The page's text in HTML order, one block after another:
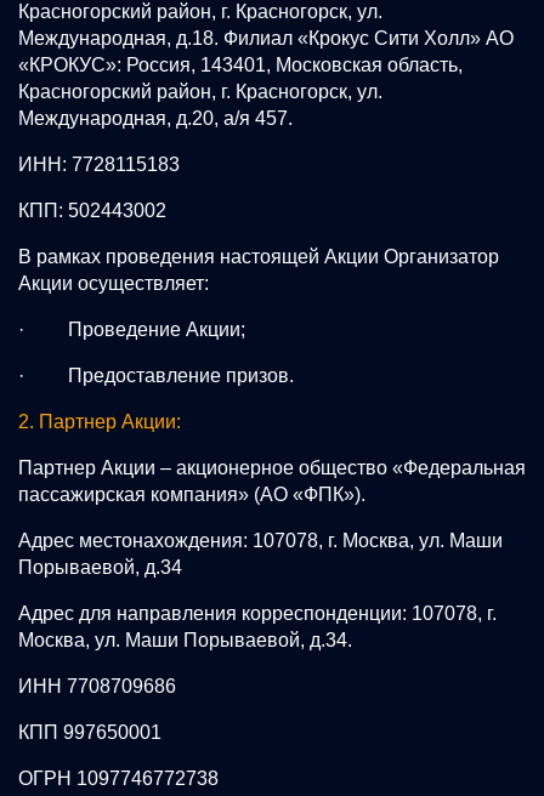
Красногорский район, г. Красногорск, ул.
Международная, д.18. Филиал «Крокус Сити Холл» АО
«КРОКУС»: Россия, 143401, Московская область,
Красногорский район, г. Красногорск, ул.
Международная, д.20, а/я 457.
ИНН: 7728115183
КПП: 502443002
В рамках проведения настоящей Акции Организатор
Акции осуществляет:
· Проведение Акции;
· Предоставление призов.
2. Партнер Акции:
Партнер Акции – акционерное общество «Федеральная
пассажирская компания» (АО «ФПК»).
Адрес местонахождения: 107078, г. Москва, ул. Маши
Порываевой, д.34
Адрес для направления корреспонденции: 107078, г.
Москва, ул. Маши Порываевой, д.34.
ИНН 7708709686
КПП 997650001
ОГРН 1097746772738